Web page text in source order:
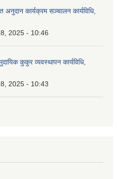
अनुदान कार्यक्रम सञ्‍चालन कार्यविधि,
2025 - 10:46
कुकुर व्यवस्थापन कार्यविधि,
2025 - 10:43